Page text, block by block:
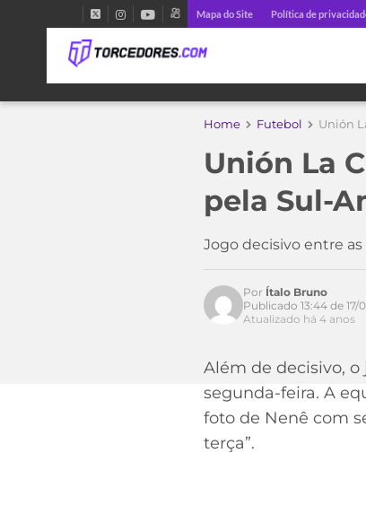
Mapa do Site Política de
Home Futebol Unión
Unión La
pela Sul-
Jogo decisivo entre as
Por Ítalo Bruno
Publicado 13:44 de 17/
Atualizado há 4 anos
Além de decisivo,
segunda-feira. A
foto de Nenê com
terça”.